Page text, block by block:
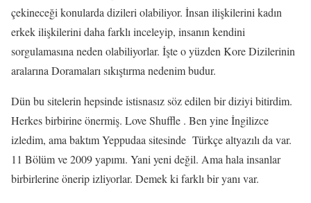
çekineceği konularda dizileri olabiliyor. İnsan ilişkilerini kadın
erkek ilişkilerini daha farklı inceleyip, insanın kendini
sorgulamasına neden olabiliyorlar. İşte o yüzden Kore Dizilerinin
aralarına Doramaları sıkıştırma nedenim budur.
Dün bu sitelerin hepsinde istisnasız söz edilen bir diziyi bitirdim.
Herkes birbirine önermiş. Love Shuffle . Ben yine İngilizce
izledim, ama baktım Yeppudaa sitesinde Türkçe altyazılı da var.
11 Bölüm ve 2009 yapımı. Yani yeni değil. Ama hala insanlar
birbirlerine önerip izliyorlar. Demek ki farklı bir yanı var.